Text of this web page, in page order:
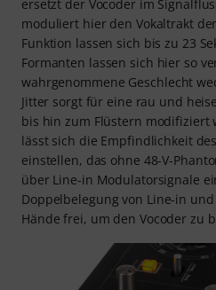
ersetzt der Vocoder im
moduliert hier den Vokaltrakt
Funktion lassen sich bis zu 23
Formanten lassen sich hier so
wahrgenommene Geschlecht
Jitter sorgt für eine rau und
bis hin zum Flüstern modifiziert
lässt sich die Empfindlichkeit
einstellen, das ohne 48-V-
über Line-in Modulatorsignale
Doppelbelegung von Line-in
Hände frei, um den Vocoder zu